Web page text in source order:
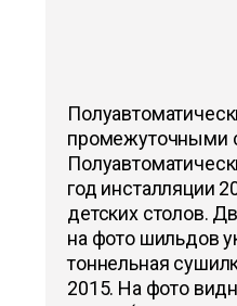
промежуточными
год инсталляции
детских столов.
на фото шильдов
тоннельная
2015. На фото